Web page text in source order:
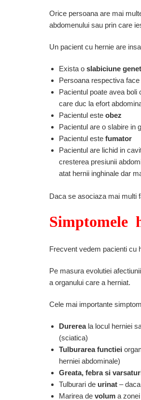
Orice persoana are mai
abdomenului sau prin care
Un pacient cu hernie are
Exista o slabiciune
Persoana respectiva face
Pacientul poate avea boli
care duc la efort
Pacientul este obez
Pacientul are o slabire in
Pacientul este fumator
Pacientul are lichid in
cresterea presiunii
atat hernii inghinale dar
Daca se asociaza mai multi
Simptomele
Frecvent vedem pacienti cu
Pe masura evolutiei
a organului care a herniat.
Cele mai importante
Durereala locul herniei
(sciatica)
Tulburarea functiei
herniei abdominale)
Greata, febra si
Tulburari de urinat –
Marirea de volum a